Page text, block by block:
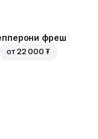
фреш
от 22 000 ₮